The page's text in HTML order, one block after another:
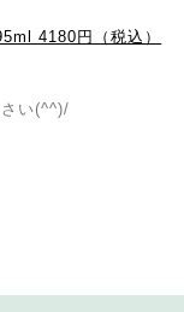
4180円（税込）
い(^^)/